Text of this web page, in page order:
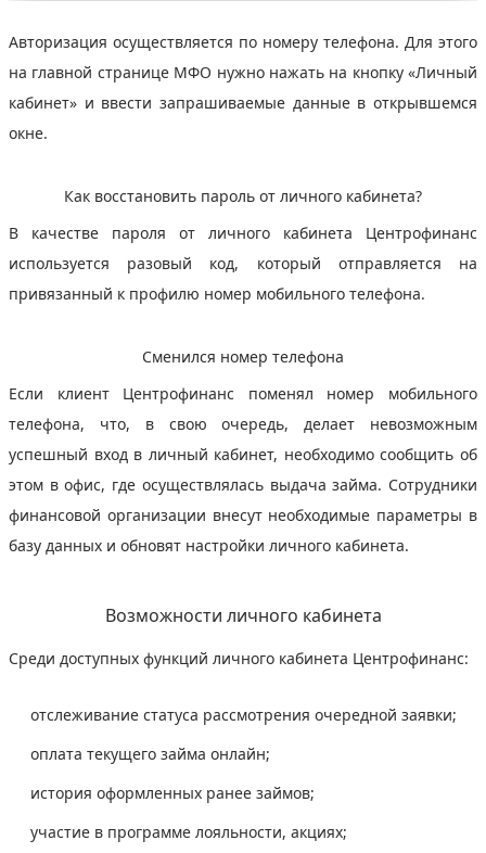
Авторизация осуществляется по номеру телефона. Для этого
на главной странице МФО нужно нажать на кнопку «Личный
кабинет» и ввести запрашиваемые данные в открывшемся
окне.
Как восстановить пароль от личного кабинета?
В качестве пароля от личного кабинета Центрофинанс
используется разовый код, который отправляется на
привязанный к профилю номер мобильного телефона.
Сменился номер телефона
Если клиент Центрофинанс поменял номер мобильного
телефона, что, в свою очередь, делает невозможным
успешный вход в личный кабинет, необходимо сообщить об
этом в офис, где осуществлялась выдача займа. Сотрудники
финансовой организации внесут необходимые параметры в
базу данных и обновят настройки личного кабинета.
Возможности личного кабинета
Среди доступных функций личного кабинета Центрофинанс:
отслеживание статуса рассмотрения очередной заявки;
оплата текущего займа онлайн;
история оформленных ранее займов;
участие в программе лояльности, акциях;